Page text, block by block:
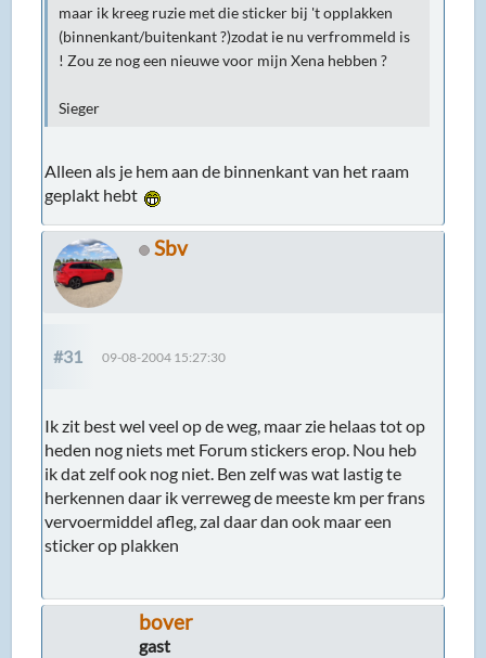
maar ik kreeg ruzie met die sticker bij 't opplakken
(binnenkant/buitenkant ?)zodat ie nu verfrommeld is
! Zou ze nog een nieuwe voor mijn Xena hebben ?
Sieger
Alleen als je hem aan de binnenkant van het raam
geplakt hebt
Sbv
#31 09-08-2004 15:27:30
Ik zit best wel veel op de weg, maar zie helaas tot op
heden nog niets met Forum stickers erop. Nou heb
ik dat zelf ook nog niet. Ben zelf was wat lastig te
herkennen daar ik verreweg de meeste km per frans
vervoermiddel afleg, zal daar dan ook maar een
sticker op plakken
bover
gast